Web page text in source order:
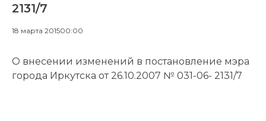
2131/7
18 марта 201500:00
О внесении изменений в постановление мэра
города Иркутска от 26.10.2007 № 031-06- 2131/7